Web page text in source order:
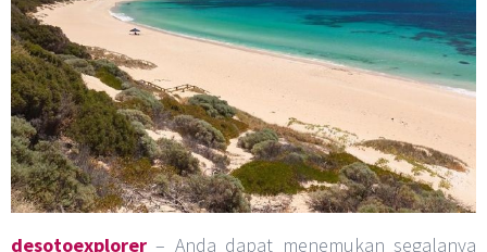
desotoexplorer – Anda dapat menemukan segalanya